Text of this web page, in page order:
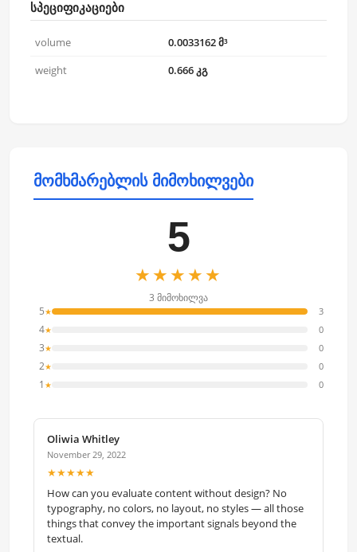
სპეციფიკაციები
volume
0.0033162 მ³
weight
0.666 კგ
მომხმარებლის მიმოხილვები
5
★★★★★
3 მიმოხილვა
5★ 3
4★ 0
3★ 0
2★ 0
1 ★ 0
Oliwia Whitley
November 29, 2022
★★★★★
How can you evaluate content without design? No
typography, no colors, no layout, no styles — all those
things that convey the important signals beyond the
textual.